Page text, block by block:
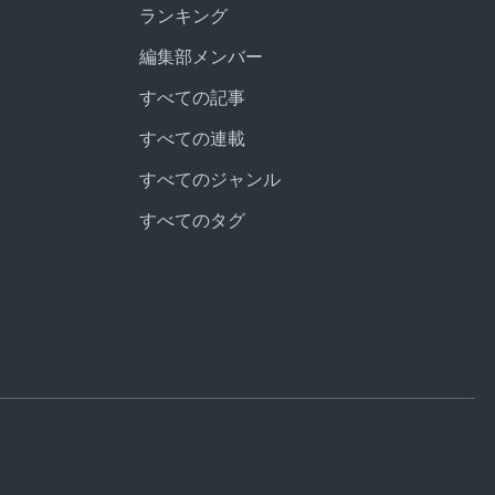
ランキング
編集部メンバー
すべての記事
すべての連載
すべてのジャンル
すべてのタグ